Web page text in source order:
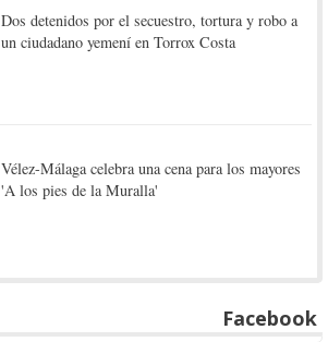
Dos detenidos por el secuestro, tortura y robo a
un ciudadano yemení en Torrox Costa
Vélez-Málaga celebra una cena para los mayores
'A los pies de la Muralla'
Facebook